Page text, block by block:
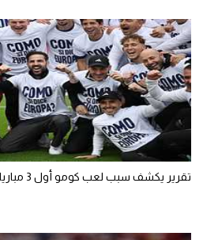
تقرير يكشف سبب لعب كومو أول 3 مباريات متتالية خارج ملعبه